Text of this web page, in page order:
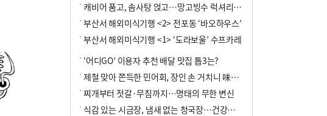
캐비어 품고, 솜사탕 얹고…망고빙수 럭셔리한 진화
부산서 해외미식기행 <2> 전포동 ‘바오하우스’
부산서 해외미식기행 <1> ‘도라보울’ 수프카레
‘어디GO’ 이용자 추천 배달 맛집 톱3는?
제철 맞아 쫀득한 민어회, 장인 손 거치니 味친 한상
찌개부터 젓갈·무침까지…명태의 무한 변신
식감 있는 시금장, 냄새 없는 청국장…건강한 발효 밥상